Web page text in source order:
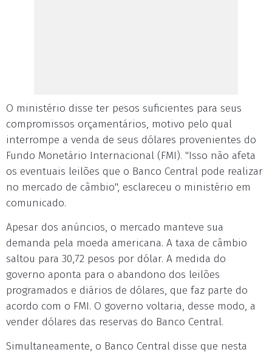
O ministério disse ter pesos suficientes para seus
compromissos orçamentários, motivo pelo qual
interrompe a venda de seus dólares provenientes do
Fundo Monetário Internacional (FMI). "Isso não afeta
os eventuais leilões que o Banco Central pode realizar
no mercado de câmbio", esclareceu o ministério em
comunicado.
Apesar dos anúncios, o mercado manteve sua
demanda pela moeda americana. A taxa de câmbio
saltou para 30,72 pesos por dólar. A medida do
governo aponta para o abandono dos leilões
programados e diários de dólares, que faz parte do
acordo com o FMI. O governo voltaria, desse modo, a
vender dólares das reservas do Banco Central.
Simultaneamente, o Banco Central disse que nesta